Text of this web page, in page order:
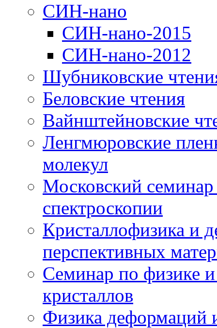
СИН-нано
СИН-нано-2015
СИН-нано-2012
Шубниковские
Беловские чтения
Вайнштейновские
Ленгмюровские
молекул
Московский
спектроскопии
Кристаллофизика и
перспективных
Семинар по физике
кристаллов
Физика деформаций